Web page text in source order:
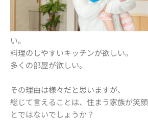
い。
料理のしやすいキッチンが欲しい。
多くの部屋が欲しい。
その理由は様々だと思いますが、
総じて言えることは、住まう家族が笑
とではないでしょうか？